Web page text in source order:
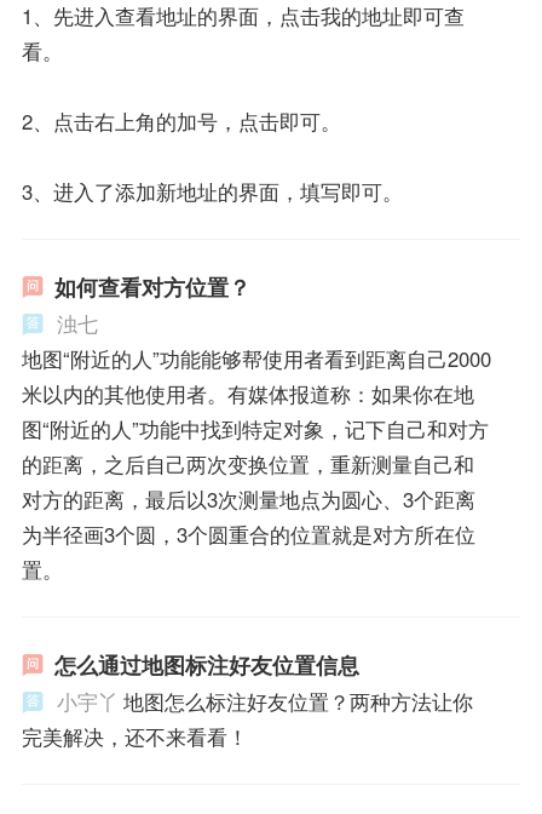
1、先进入查看地址的界面，点击我的地址即可查
看。
2、点击右上角的加号，点击即可。
3、进入了添加新地址的界面，填写即可。
如何查看对方位置？
浊七
地图“附近的人”功能能够帮使用者看到距离自己2000
米以内的其他使用者。有媒体报道称：如果你在地
图“附近的人”功能中找到特定对象，记下自己和对方
的距离，之后自己两次变换位置，重新测量自己和
对方的距离，最后以3次测量地点为圆心、3个距离
为半径画3个圆，3个圆重合的位置就是对方所在位
置。
怎么通过地图标注好友位置信息
小宇丫 地图怎么标注好友位置？两种方法让你
完美解决，还不来看看！